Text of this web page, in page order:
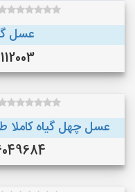
عسل
عسل چهل گیاه کاملا